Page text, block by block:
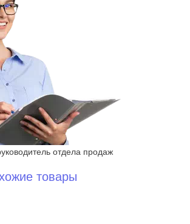
отдела продаж
товары